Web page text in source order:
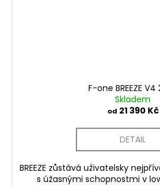
F-one BREEZE V4
Skladem
od 21 390 Kč
DETAIL
BREEZE zůstává uživatelsky
s úžasnými schopnostmi v